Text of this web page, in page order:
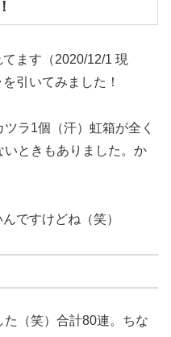
ます（2020/12/1 現
引いてみました！
ラ1個（汗）虹箱が全く
ときもありました。か
ですけどね（笑）
（笑）合計80連。ちな